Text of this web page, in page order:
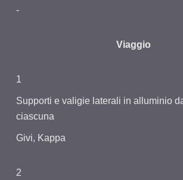
-
Viaggio
1
Supporti e valigie laterali in alluminio
ciascuna
Givi, Kappa
2